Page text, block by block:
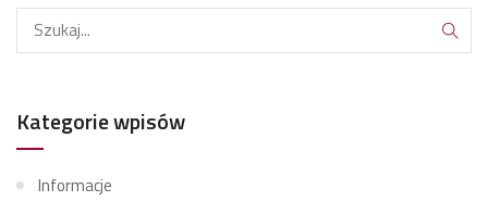
Kategorie wpisów
Informacje